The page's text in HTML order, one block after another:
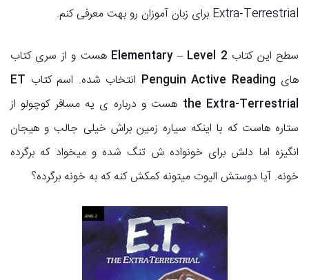
Extra-Terrestrial برای زبان آموزان رو بهت معرفی کنم.
سطح این کتاب Elementary – Level 2
هست و از سری کتاب
های Penguin Active Reading انتخاب شده. اسم کتاب ET
the Extra-Terrestrial هست و درباره ی یه مسافر کوچولو از
ستاره هاست که با اینکه سیاره زمین براش خیلی جالب و هیجان
انگیزه اما دلش برای خونواده ش تنگ شده و میخواد که برگرده
خونه. آیا دوستش الیوت میتونه کمکش کنه که به خونه برگرده؟